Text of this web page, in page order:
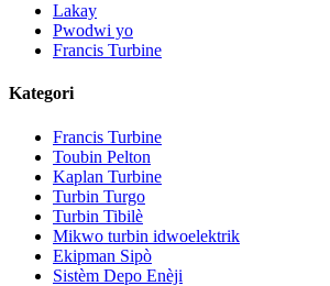
Lakay
Pwodwi yo
Francis Turbine
Kategori
Francis Turbine
Toubin Pelton
Kaplan Turbine
Turbin Turgo
Turbin Tibilè
Mikwo turbin idwoelektrik
Ekipman Sipò
Sistèm Depo Enèji